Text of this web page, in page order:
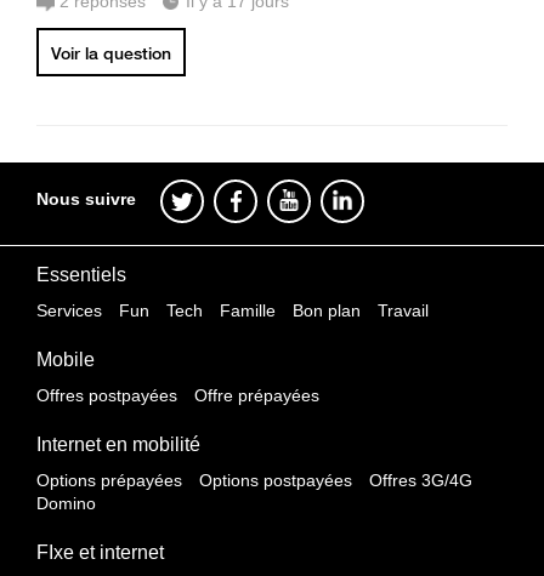
Voir la question
Nous suivre
Essentiels
Services Fun Tech Famille Bon plan Travail
Mobile
Offres postpayées Offre prépayées
Internet en mobilité
Options prépayées Options postpayées
Offres 3G/4G
Domino
FIxe et internet